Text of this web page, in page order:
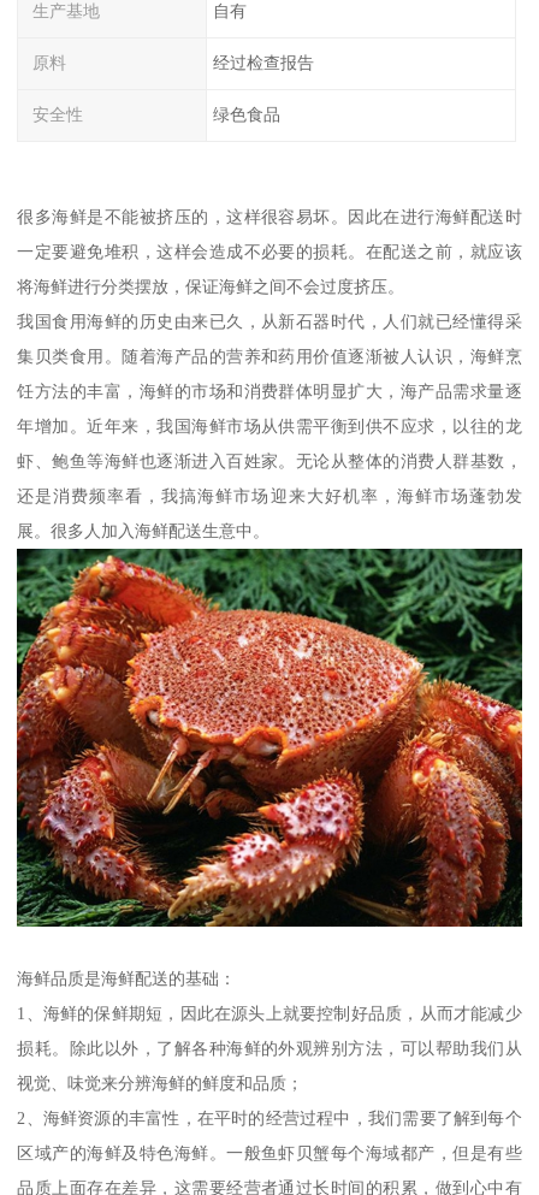
生产基地 自有
原料 经过检查报告
安全性 绿色食品
很多海鲜是不能被挤压的，这样很容易坏。因此在进行海鲜配送时
一定要避免堆积，这样会造成不必要的损耗。在配送之前，就应该
将海鲜进行分类摆放，保证海鲜之间不会过度挤压。
我国食用海鲜的历史由来已久，从新石器时代，人们就已经懂得采
集贝类食用。随着海产品的营养和药用价值逐渐被人认识，海鲜烹
饪方法的丰富，海鲜的市场和消费群体明显扩大，海产品需求量逐
年增加。近年来，我国海鲜市场从供需平衡到供不应求，以往的龙
虾、鲍鱼等海鲜也逐渐进入百姓家。无论从整体的消费人群基数，
还是消费频率看，我搞海鲜市场迎来大好机率，海鲜市场蓬勃发
展。很多人加入海鲜配送生意中。
海鲜品质是海鲜配送的基础：
1、海鲜的保鲜期短，因此在源头上就要控制好品质，从而才能减少
损耗。除此以外，了解各种海鲜的外观辨别方法，可以帮助我们从
视觉、味觉来分辨海鲜的鲜度和品质；
2、海鲜资源的丰富性，在平时的经营过程中，我们需要了解到每个
区域产的海鲜及特色海鲜。一般鱼虾贝蟹每个海域都产，但是有些
品质上面存在差异，这需要经营者通过长时间的积累，做到心中有